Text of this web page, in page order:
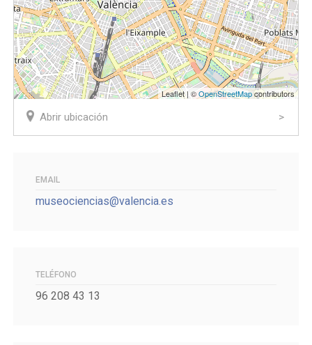
Leaflet | ©OpenStreetMapcontributors
Abrir ubicación
EMAIL
museociencias@valencia.es
TELÉFONO
96 208 43 13